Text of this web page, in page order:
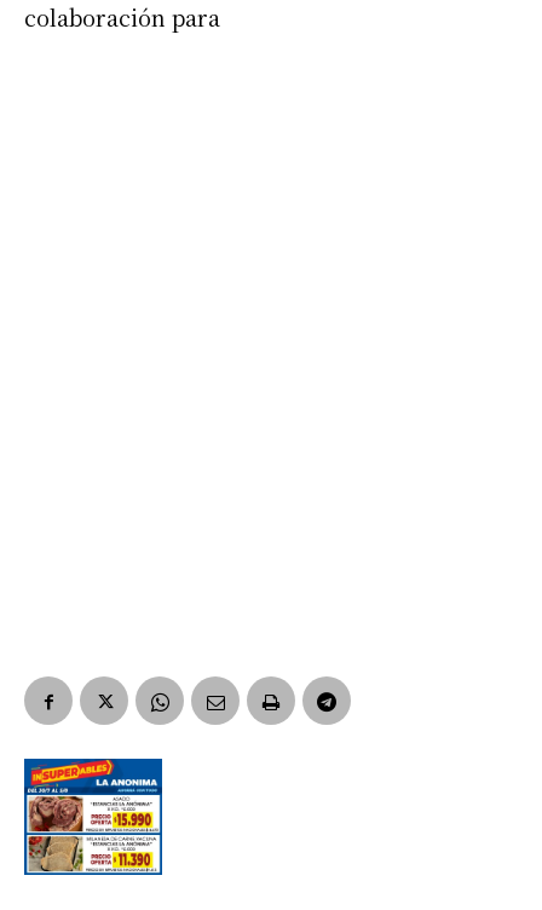
colaboración para